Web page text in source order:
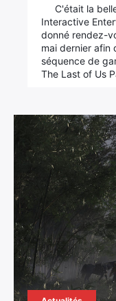
C'était la
Interactive
donné rendez-
mai dernier afin
séquence de
The Last of Us